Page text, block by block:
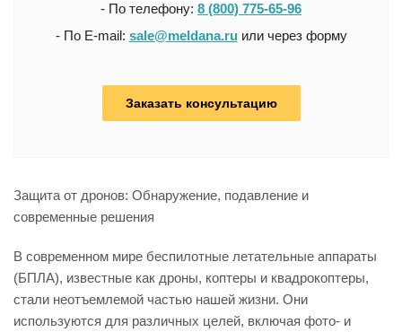
- По телефону: 8 (800) 775-65-96
- По E-mail: sale@meldana.ruили через форму
Заказать консультацию
Защита от дронов: Обнаружение, подавление и
современные решения
В современном мире беспилотные летательные аппараты
(БПЛА), известные как дроны, коптеры и квадрокоптеры,
стали неотъемлемой частью нашей жизни. Они
используются для различных целей, включая фото- и